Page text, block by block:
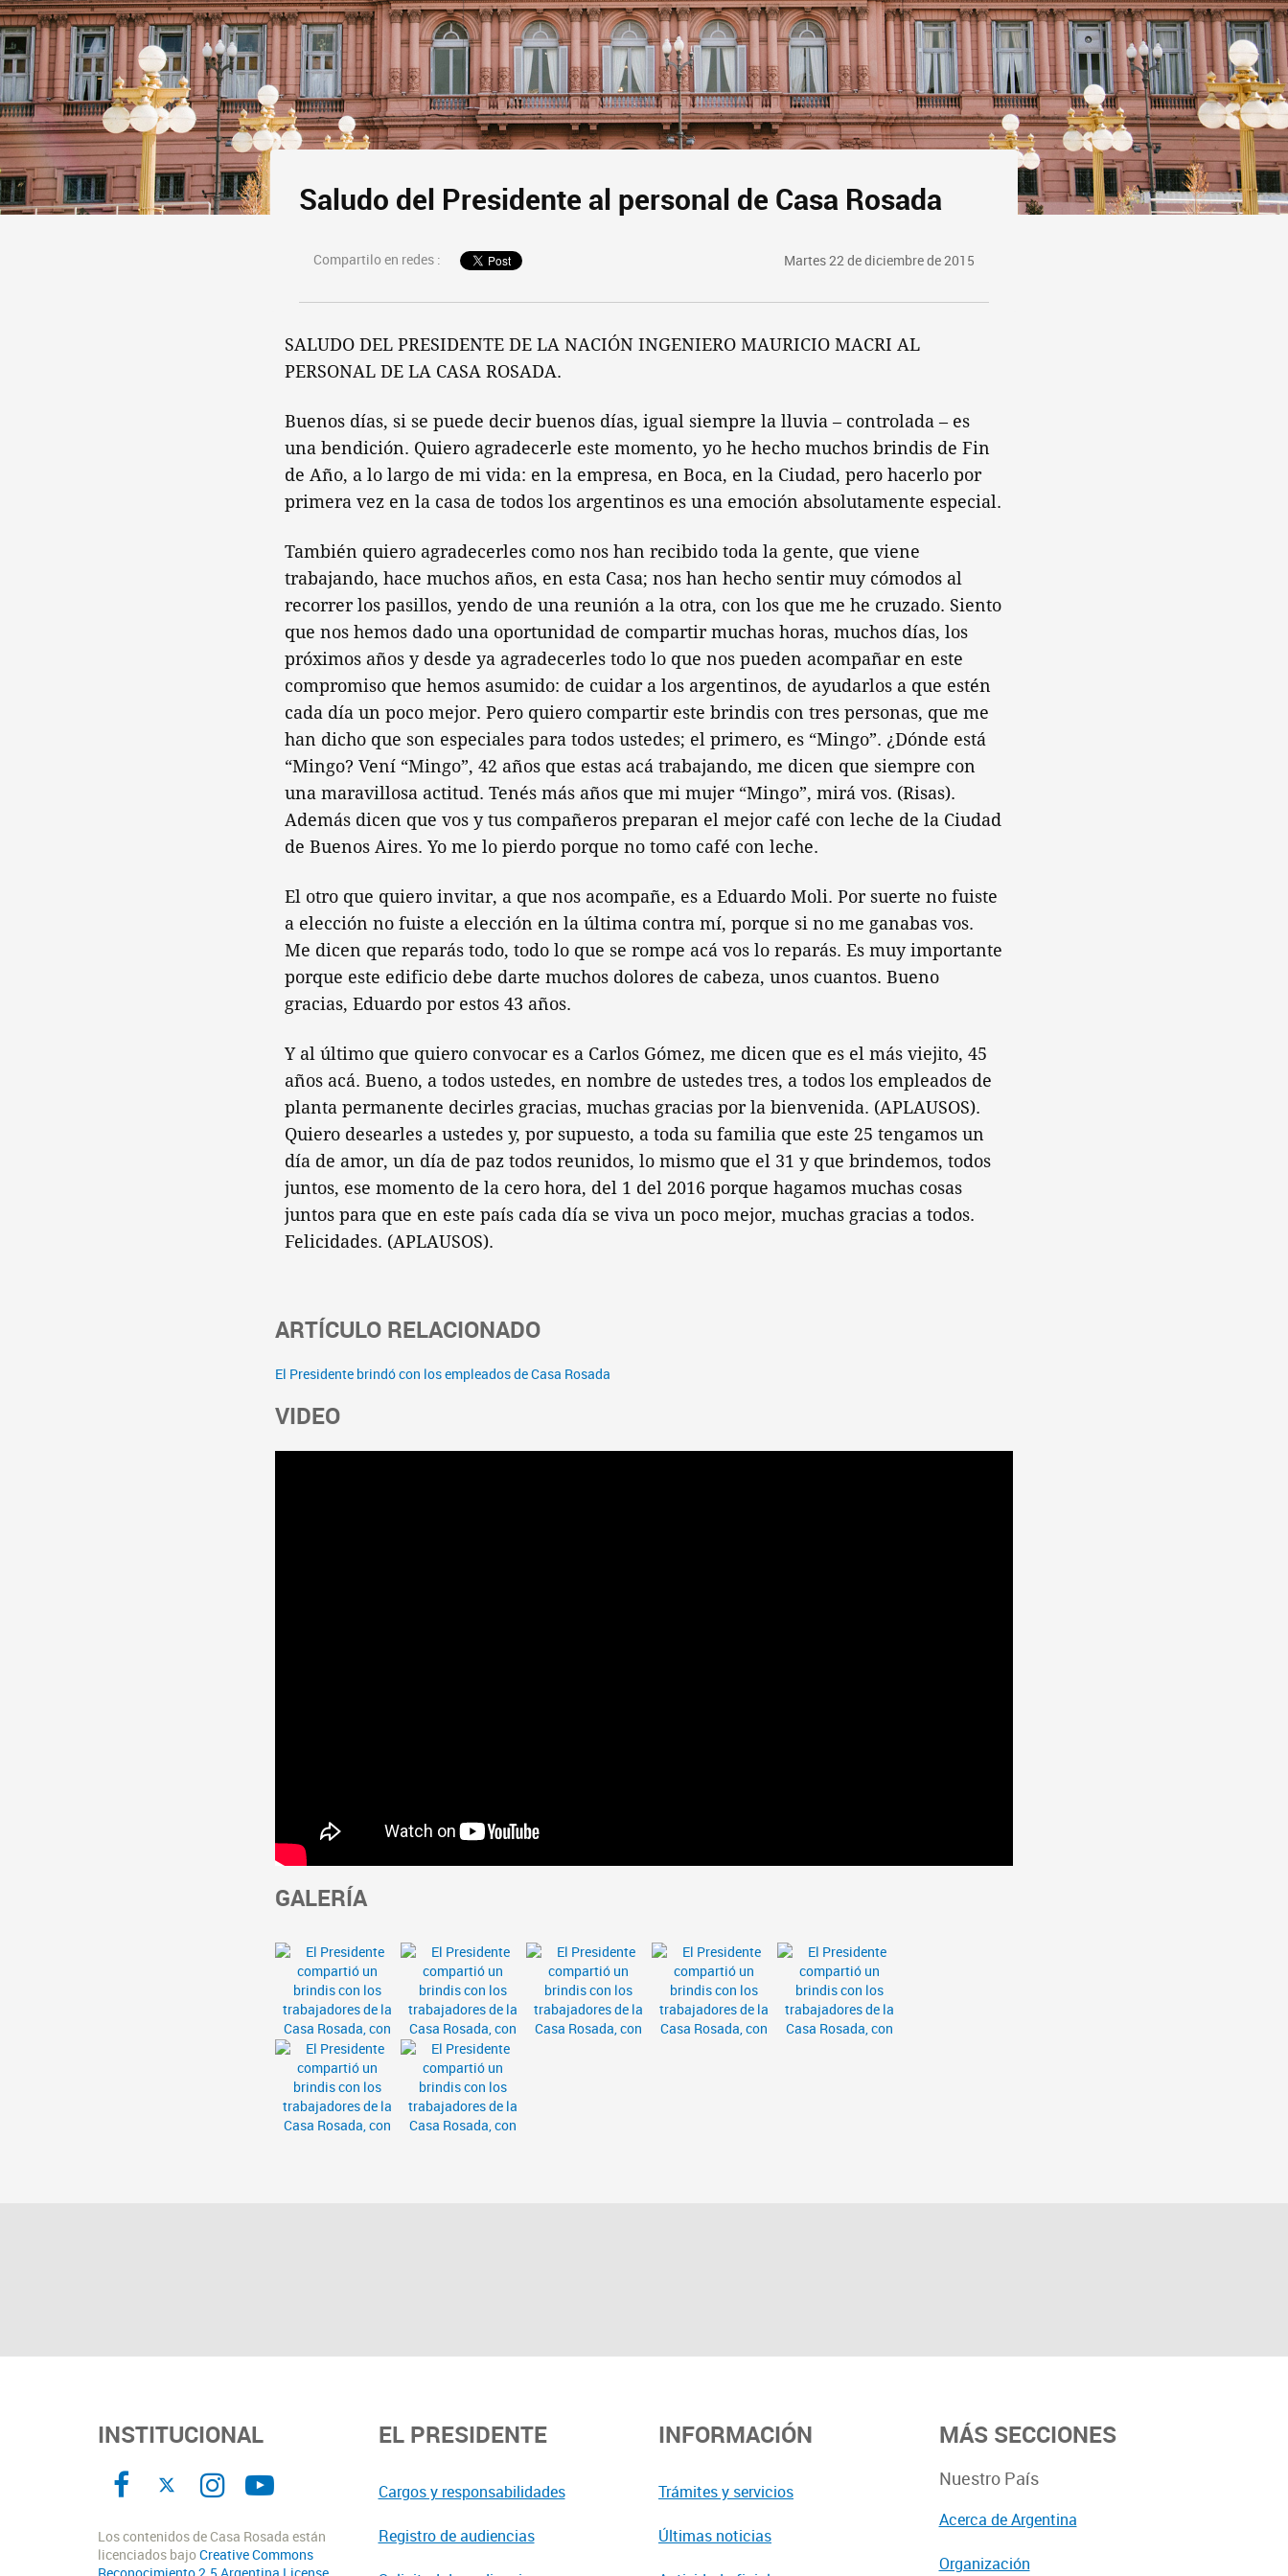
Saludo del Presidente al personal de Casa Rosada
Compartilo en redes : Martes 22 de diciembre de 2015
SALUDO DEL PRESIDENTE DE LA NACIÓN INGENIERO MAURICIO MACRI AL
PERSONAL DE LA CASA ROSADA.
Buenos días, si se puede decir buenos días, igual siempre la lluvia – controlada – es
una bendición. Quiero agradecerle este momento, yo he hecho muchos brindis de Fin
de Año, a lo largo de mi vida: en la empresa, en Boca, en la Ciudad, pero hacerlo por
primera vez en la casa de todos los argentinos es una emoción absolutamente especial.
También quiero agradecerles como nos han recibido toda la gente, que viene
trabajando, hace muchos años, en esta Casa; nos han hecho sentir muy cómodos al
recorrer los pasillos, yendo de una reunión a la otra, con los que me he cruzado. Siento
que nos hemos dado una oportunidad de compartir muchas horas, muchos días, los
próximos años y desde ya agradecerles todo lo que nos pueden acompañar en este
compromiso que hemos asumido: de cuidar a los argentinos, de ayudarlos a que estén
cada día un poco mejor. Pero quiero compartir este brindis con tres personas, que me
han dicho que son especiales para todos ustedes; el primero, es “Mingo”. ¿Dónde está
“Mingo? Vení “Mingo”, 42 años que estas acá trabajando, me dicen que siempre con
una maravillosa actitud. Tenés más años que mi mujer “Mingo”, mirá vos. (Risas).
Además dicen que vos y tus compañeros preparan el mejor café con leche de la Ciudad
de Buenos Aires. Yo me lo pierdo porque no tomo café con leche.
El otro que quiero invitar, a que nos acompañe, es a Eduardo Moli. Por suerte no fuiste
a elección no fuiste a elección en la última contra mí, porque si no me ganabas vos.
Me dicen que reparás todo, todo lo que se rompe acá vos lo reparás. Es muy importante
porque este edificio debe darte muchos dolores de cabeza, unos cuantos. Bueno
gracias, Eduardo por estos 43 años.
Y al último que quiero convocar es a Carlos Gómez, me dicen que es el más viejito, 45
años acá. Bueno, a todos ustedes, en nombre de ustedes tres, a todos los empleados de
planta permanente decirles gracias, muchas gracias por la bienvenida. (APLAUSOS).
Quiero desearles a ustedes y, por supuesto, a toda su familia que este 25 tengamos un
día de amor, un día de paz todos reunidos, lo mismo que el 31 y que brindemos, todos
juntos, ese momento de la cero hora, del 1 del 2016 porque hagamos muchas cosas
juntos para que en este país cada día se viva un poco mejor, muchas gracias a todos.
Felicidades. (APLAUSOS).
ARTÍCULO RELACIONADO
El Presidente brindó con los empleados de Casa Rosada
VIDEO
GALERÍA
INSTITUCIONAL
Los contenidos de Casa Rosada están
licenciados bajoCreative Commons
EL PRESIDENTE
Cargos y responsabilidades
Registro de audiencias
INFORMACIÓN
Trámites y servicios
Últimas noticias
MÁS SECCIONES
Nuestro País
Acerca de Argentina
Organización